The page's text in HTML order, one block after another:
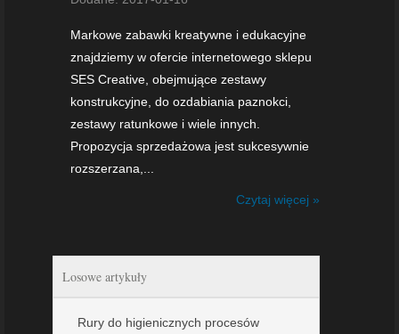
Markowe zabawki kreatywne i edukacyjne
znajdziemy w ofercie internetowego sklepu
SES Creative, obejmujące zestawy
konstrukcyjne, do ozdabiania paznokci,
zestawy ratunkowe i wiele innych.
Propozycja sprzedażowa jest sukcesywnie
rozszerzana,...
Czytaj więcej »
Losowe artykuły
Rury do higienicznych procesów